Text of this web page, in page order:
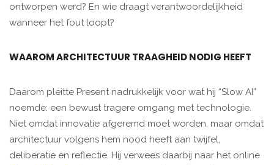
ontworpen werd? En wie draagt verantwoordelijkheid
wanneer het fout loopt?
WAAROM ARCHITECTUUR TRAAGHEID NODIG HEEFT
Daarom pleitte Present nadrukkelijk voor wat hij “Slow AI”
noemde: een bewust tragere omgang met technologie.
Niet omdat innovatie afgeremd moet worden, maar omdat
architectuur volgens hem nood heeft aan twijfel,
deliberatie en reflectie. Hij verwees daarbij naar het online